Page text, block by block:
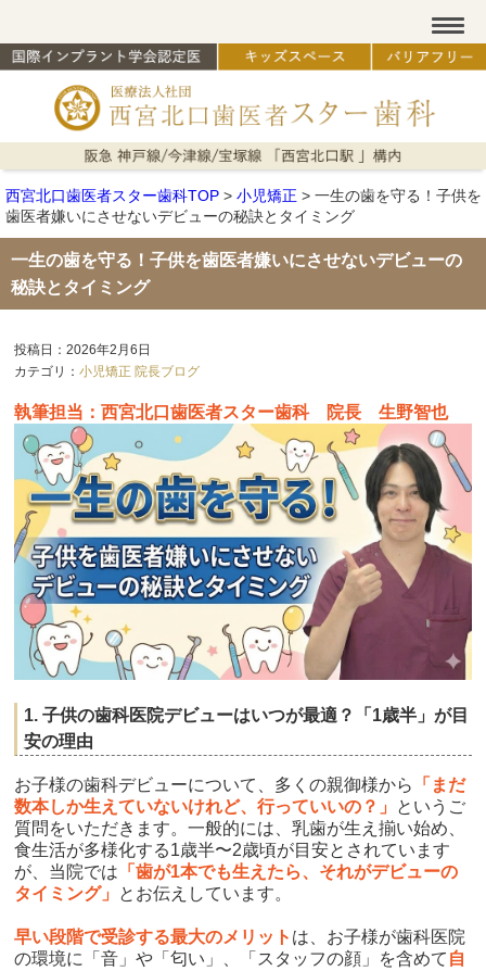
西宮北口歯医者スター歯科TOP > 小児矯正 > 一生の歯を守る！子供を
歯医者嫌いにさせないデビューの秘訣とタイミング
一生の歯を守る！子供を歯医者嫌いにさせないデビューの
秘訣とタイミング
投稿日：2026年2月6日
カテゴリ：小児矯正 院長ブログ
執筆担当：西宮北口歯医者スター歯科 院長 生野智也
1. 子供の歯科医院デビューはいつが最適？「1歳半」が目
安の理由
お子様の歯科デビューについて、多くの親御様から
「まだ
数本しか生えていないけれど、行っていいの？」 というご
質問をいただきます。一般的には、乳歯が生え揃い始め、
食生活が多様化する1歳半〜2歳頃が目安とされています
が、当院では 「歯が1本でも生えたら、それがデビューの
タイミング」 とお伝えしています。
早い段階で受診する最大のメリット は、お子様が歯科医院
の環境に「音」や「匂い」、「スタッフの顔」を含めて 自